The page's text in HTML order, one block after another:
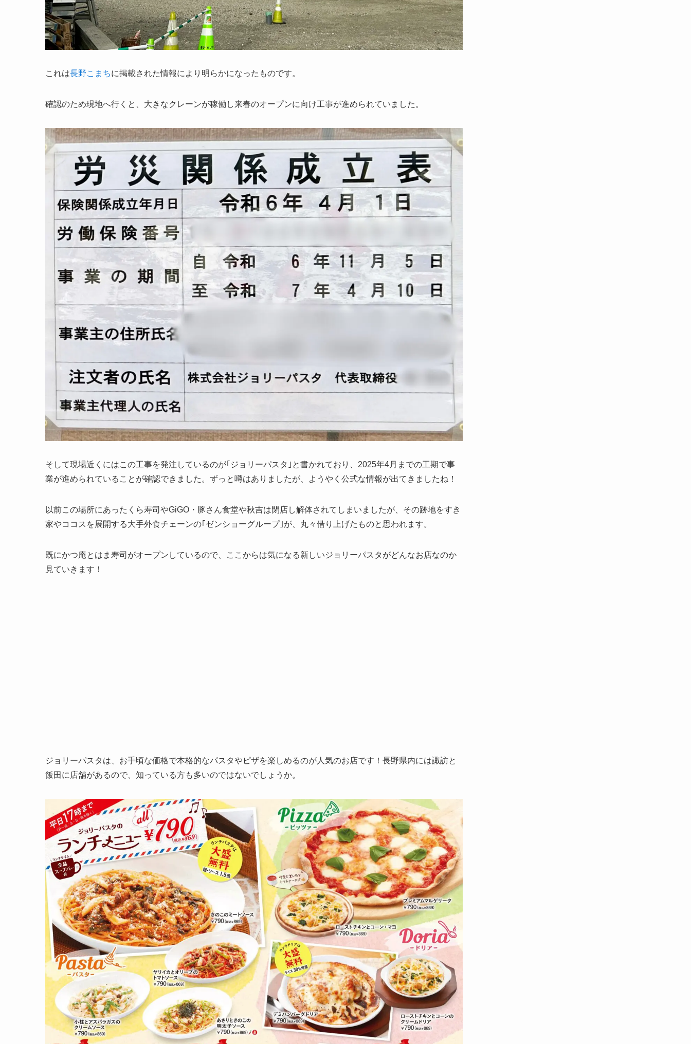
これは長野こまちに掲載された情報により明らかになったものです。
確認のため現地へ行くと、大きなクレーンが稼働し来春のオープンに向け工事が進められていました。
そして現場近くにはこの工事を発注しているのが｢ジョリーパスタ｣と書かれており、2025年4月までの工期で事
業が進められていることが確認できました。ずっと噂はありましたが、ようやく公式な情報が出てきましたね！
以前この場所にあったくら寿司やGiGO・豚さん食堂や秋吉は閉店し解体されてしまいましたが、その跡地をすき
家やココスを展開する大手外食チェーンの｢ゼンショーグループ｣が、丸々借り上げたものと思われます。
既にかつ庵とはま寿司がオープンしているので、ここからは気になる新しいジョリーパスタがどんなお店なのか
見ていきます！
ジョリーパスタは、お手頃な価格で本格的なパスタやピザを楽しめるのが人気のお店です！長野県内には諏訪と
飯田に店舗があるので、知っている方も多いのではないでしょうか。